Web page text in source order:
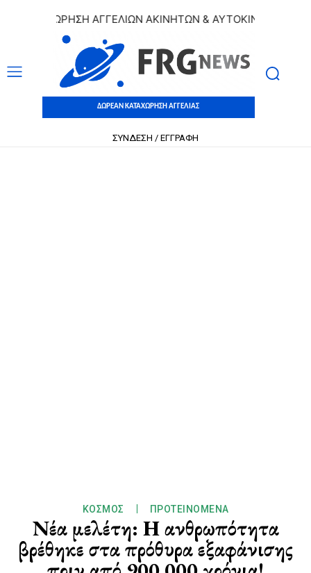
ΑΓΓΕΛΙΩΝ ΑΚΙΝΗΤΩΝ & ΑΥΤΟΚΙΝΗΤΩΝ |
ΔΩΡΕΑΝ ΚΑΤΑΧΩΡΗΣΗ ΑΓΓΕΛΙΑΣ
ΣΥΝΔΕΣΗ / ΕΓΓΡΑΦΗ
ΚΌΣΜΟΣ ΠΡΟΤΕΙΝΌΜΕΝΑ
Νέα μελέτη: Η ανθρωπότητα
βρέθηκε στα πρόθυρα εξαφάνισης